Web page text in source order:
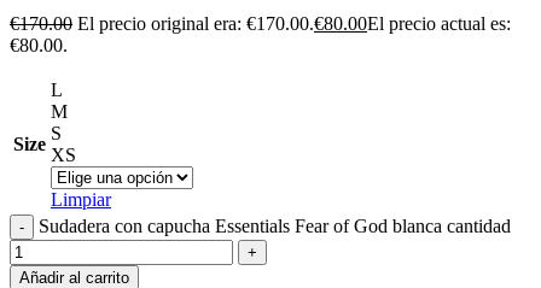
€170.00 El precio original era: €170.00.€80.00El precio actual es:
€80.00.
Size
L
M
S
XS
Limpiar
Sudadera con capucha Essentials Fear of God blanca cantidad
Añadir al carrito